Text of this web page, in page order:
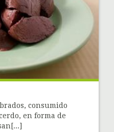
consumido
en forma de